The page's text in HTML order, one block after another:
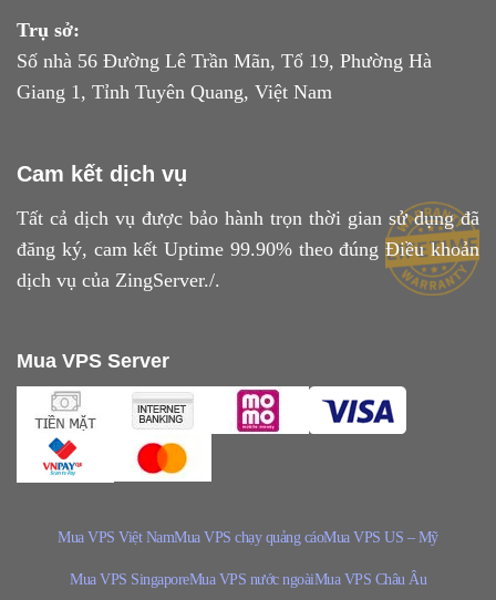
Trụ sở:
Số nhà 56 Đường Lê Trần Mãn, Tổ 19, Phường Hà
Giang 1, Tỉnh Tuyên Quang, Việt Nam
Cam kết dịch vụ
Tất cả dịch vụ được bảo hành trọn thời gian sử dụng đã
đăng ký, cam kết Uptime 99.90% theo đúngĐiều khoản
dịch vụ của ZingServer./.
Mua VPS Server
Mua VPS Việt NamMua VPS chạy quảng cáoMua VPS US – Mỹ
Mua VPS SingaporeMua VPS nước ngoàiMua VPS Châu Âu